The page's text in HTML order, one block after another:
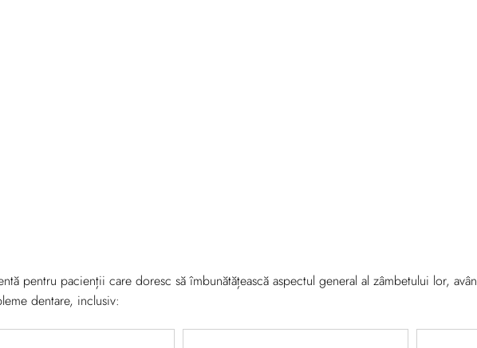
pentru pacienții care doresc să îmbunătățească aspectul general al zâmbetului lor,
dentare, inclusiv: